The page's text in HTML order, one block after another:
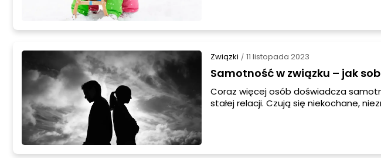
Związki / 11 listopada 2023
Samotność w związku – jak
Coraz więcej osób doświadcza
stałej relacji. Czują się niekochane,